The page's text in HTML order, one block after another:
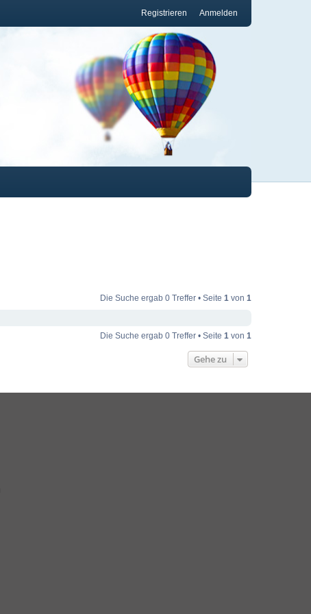
Anmelden
Registrieren
Die Suche ergab 0 Treffer • Seite 1 von 1
Die Suche ergab 0 Treffer • Seite 1 von 1
Gehe zu